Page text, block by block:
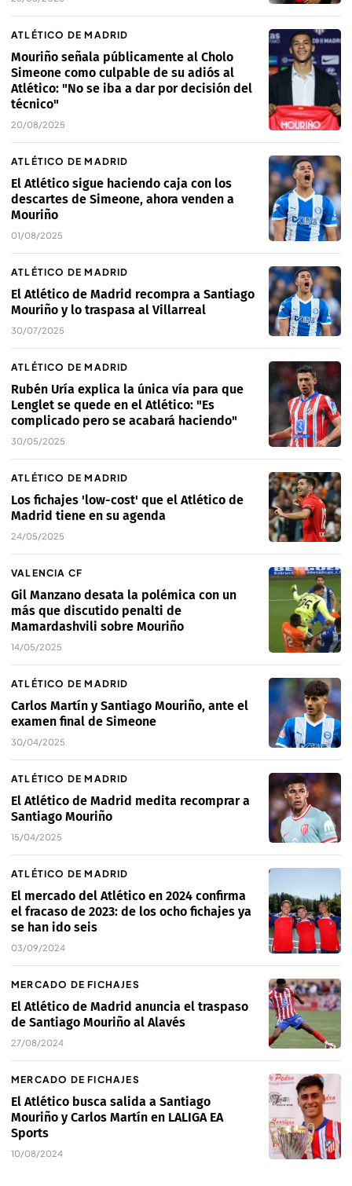
ATLÉTICO DE MADRID
Mouriño señala públicamente al Cholo
Simeone como culpable de su adiós al
Atlético: "No se iba a dar por decisión del
técnico"
20/08/2025
ATLÉTICO DE MADRID
El Atlético sigue haciendo caja con los
descartes de Simeone, ahora venden a
Mouriño
01/08/2025
ATLÉTICO DE MADRID
El Atlético de Madrid recompra a Santiago
Mouriño y lo traspasa al Villarreal
30/07/2025
ATLÉTICO DE MADRID
Rubén Uría explica la única vía para que
Lenglet se quede en el Atlético: "Es
complicado pero se acabará haciendo"
30/05/2025
ATLÉTICO DE MADRID
Los fichajes 'low-cost' que el Atlético de
Madrid tiene en su agenda
24/05/2025
VALENCIA CF
Gil Manzano desata la polémica con un
más que discutido penalti de
Mamardashvili sobre Mouriño
14/05/2025
ATLÉTICO DE MADRID
Carlos Martín y Santiago Mouriño, ante el
examen final de Simeone
30/04/2025
ATLÉTICO DE MADRID
El Atlético de Madrid medita recomprar a
Santiago Mouriño
15/04/2025
ATLÉTICO DE MADRID
El mercado del Atlético en 2024 confirma
el fracaso de 2023: de los ocho fichajes ya
se han ido seis
03/09/2024
MERCADO DE FICHAJES
El Atlético de Madrid anuncia el traspaso
de Santiago Mouriño al Alavés
27/08/2024
MERCADO DE FICHAJES
El Atlético busca salida a Santiago
Mouriño y Carlos Martín en LALIGA EA
Sports
10/08/2024